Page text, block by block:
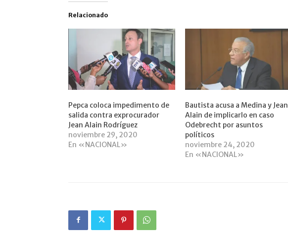
Relacionado
Pepca coloca impedimento de
salida contra exprocurador
Jean Alain Rodríguez
noviembre 29, 2020
En «NACIONAL»
Bautista acusa a Medina y Jean
Alain de implicarlo en caso
Odebrecht por asuntos
políticos
noviembre 24, 2020
En «NACIONAL»